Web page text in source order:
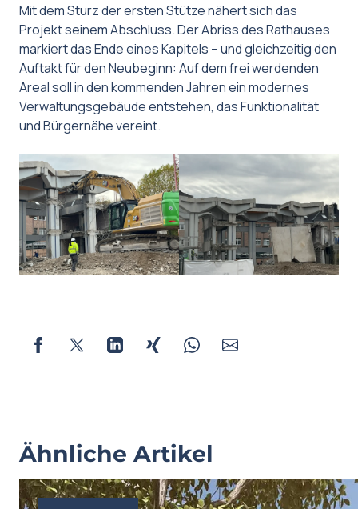
Mit dem Sturz der ersten Stütze nähert sich das
Projekt seinem Abschluss. Der Abriss des Rathauses
markiert das Ende eines Kapitels – und gleichzeitig den
Auftakt für den Neubeginn: Auf dem frei werdenden
Areal soll in den kommenden Jahren ein modernes
Verwaltungsgebäude entstehen, das Funktionalität
und Bürgernähe vereint.
Ähnliche Artikel